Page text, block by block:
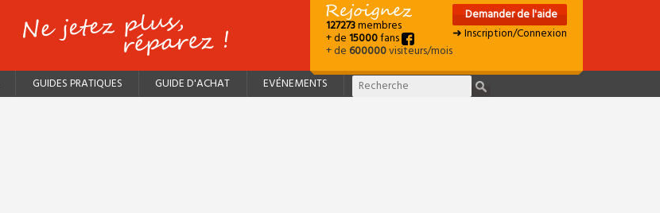
127273membres
+ de15000fans
+ de600000visiteurs/mois
Demander de l'aide
➜ Inscription/Connexion
GUIDES PRATIQUES GUIDE D'ACHAT EVÉNEMENTS